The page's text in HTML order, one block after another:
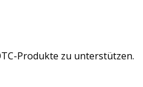
Produkte zu unterstützen.